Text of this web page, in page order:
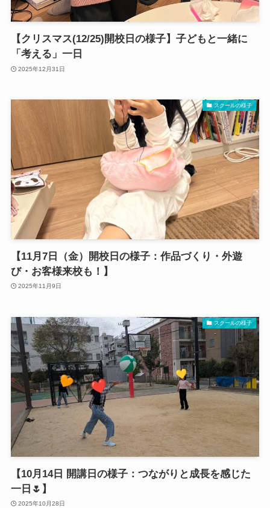
【クリスマス(12/25)開校日の様子】子どもと一緒に
「考える」一日
2025年12月31日
スクールの様子
【11月7日（金）開校日の様子：作品づくり・外遊
び・お客様来校も！】
2025年11月9日
スクールの様子
【10月14日 開講日の様子：つながりと成長を感じた
一日🌷】
2025年10月28日